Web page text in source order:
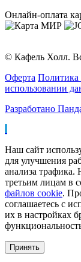
Онлайн-оплата
© Кафель Холл.
Оферта Политика
использовании
Разработано
Наш сайт
для улучшения
анализа трафика.
третьим лицам в
файлов cookie.
соглашаетесь с
их в настройках
Принять